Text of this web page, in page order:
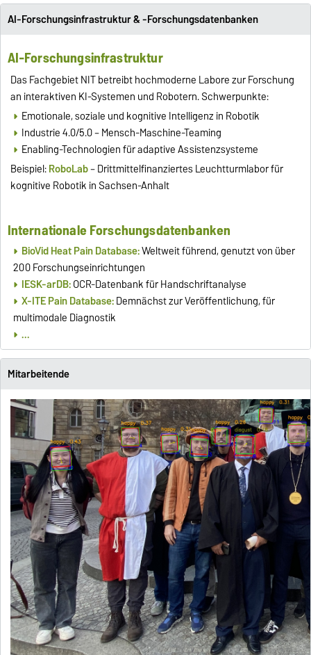
AI-Forschungsinfrastruktur & -Forschungsdatenbanken
AI-Forschungsinfrastruktur
Das Fachgebiet NIT betreibt hochmoderne Labore zur Forschung
an interaktiven KI-Systemen und Robotern. Schwerpunkte:
Emotionale, soziale und kognitive Intelligenz in Robotik
Industrie 4.0/5.0 – Mensch-Maschine-Teaming
Enabling-Technologien für adaptive Assistenzsysteme
Beispiel:RoboLab– Drittmittelfinanziertes Leuchtturmlabor für
kognitive Robotik in Sachsen-Anhalt
Internationale Forschungsdatenbanken
BioVid Heat Pain Database:Weltweit führend, genutzt von über
200 Forschungseinrichtungen
IESK-arDB:OCR-Datenbank für Handschriftanalyse
X-ITE Pain Database:Demnächst zur Veröffentlichung, für
multimodale Diagnostik
...
Mitarbeitende